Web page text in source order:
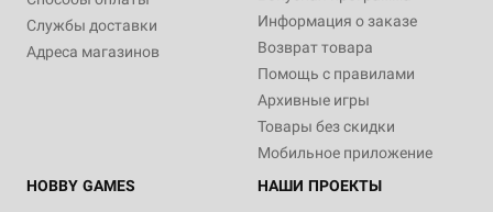
Службы доставки
Адреса магазинов
Информация о заказе
Возврат товара
Помощь с правилами
Архивные игры
Товары без скидки
Мобильное приложение
HOBBY GAMES
НАШИ ПРОЕКТЫ